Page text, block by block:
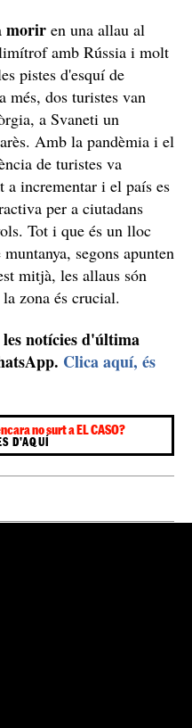
morir en una allau al
amb Rússia i molt
pistes d'esquí de
més, dos turistes van
a Svaneti un
Amb la pandèmia i el
de turistes va
a incrementar i el país es
per a ciutadans
Tot i que és un lloc
segons apunten
mitjà, les allaus són
zona és crucial.
notícies d'última
Clica aquí, és
no surt a EL CASO?
D'AQUÍ